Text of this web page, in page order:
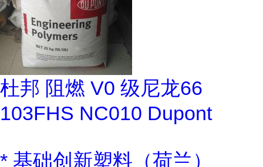
杜邦 阻燃 V0 级尼龙66
103FHS NC010 Dupont
* 基础创新塑料（荷兰）